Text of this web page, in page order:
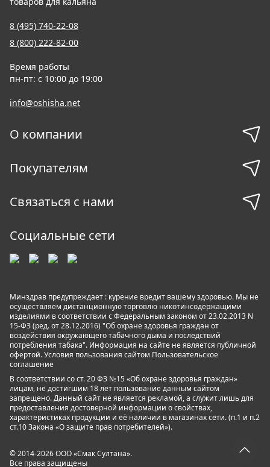
8 (495) 740-22-08
8 (800) 222-82-00
Время работы
пн-пт: с 10:00 до 19:00
info@oshisha.net
О компании
Покупателям
Связаться с нами
Социальные сети
Минздрав предупреждает : курение вредит вашему здоровью. Мы не
осуществляем дистанционную торговлю никотинсодержащими
изделиями в соответствии с Федеральным законом от 23.02.2013 N
15-ФЗ (ред. от 28.12.2016) "Об охране здоровья граждан от
воздействия окружающего табачного дыма и последствий
потребления табака". Информация на сайте не является публичной
офертой. Условия пользования сайтом Пользовательское
соглашение
В соответствии со ст. 20 ФЗ №15 «Об охране здоровья граждан»
лицам, не достигшим 18 лет пользование данным сайтом
запрещено. Данный сайт не является рекламой, а служит лишь для
предоставления достоверной информации о свойствах,
характеристиках продукции и её наличии в магазинах сети. (п.1 и п.2
ст.10 Закона «О защите прав потребителей»).
© 2014-2026 ООО «Смак Султана».
Все права защищены